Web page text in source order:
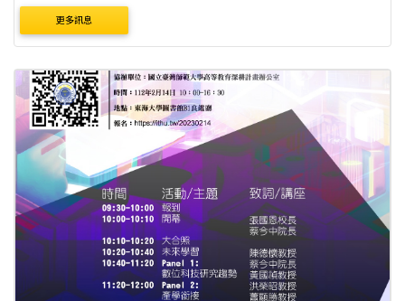
►報名日期：即日起～112年5月7日 ►地點：Butter 線上平台
►研習對象人數：邀請....
更多訊息